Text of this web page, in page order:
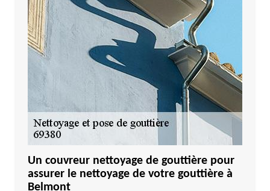
Un couvreur nettoyage de gouttière pour
assurer le nettoyage de votre gouttière à
Belmont